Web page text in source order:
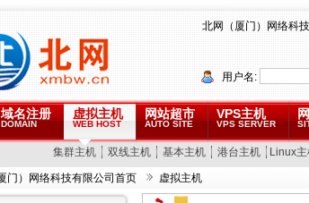
北网（厦门）网络科
用户名:
域名注册
DOMAIN
虚拟主机
WEB HOST
网站超市
AUTO SITE
VPS主机
VPS SERVER
集群主机 双线主机 基本主机 港台主机 Linux主
门）网络科技有限公司首页 虚拟主机